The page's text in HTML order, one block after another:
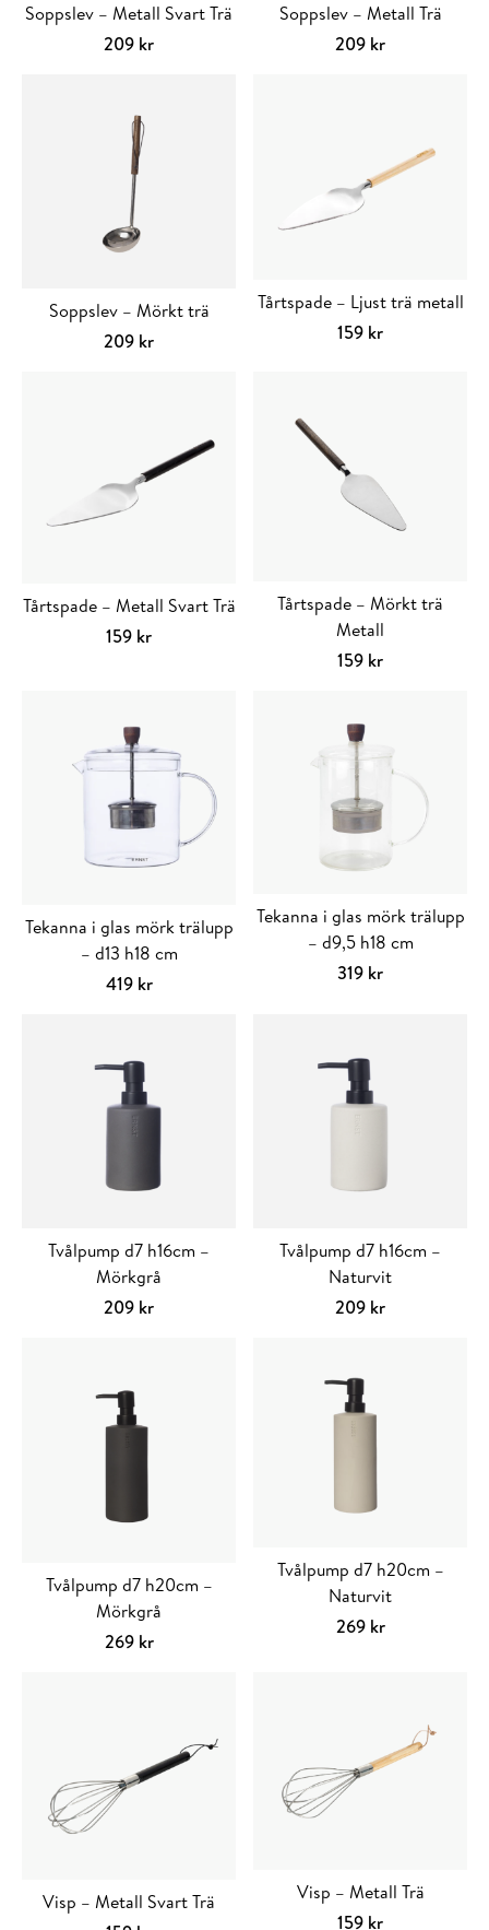
Soppslev – Metall Svart Trä
209 kr
Soppslev – Metall Trä
209 kr
Soppslev – Mörkt trä
209 kr
Tårtspade – Ljust trä metall
159 kr
Tårtspade – Metall Svart Trä
159 kr
Tårtspade – Mörkt trä
Metall
159 kr
Tekanna i glas mörk trälupp
– d13 h18 cm
419 kr
Tekanna i glas mörk trälupp
– d9,5 h18 cm
319 kr
Tvålpump d7 h16cm –
Mörkgrå
209 kr
Tvålpump d7 h16cm –
Naturvit
209 kr
Tvålpump d7 h20cm –
Mörkgrå
269 kr
Tvålpump d7 h20cm –
Naturvit
269 kr
Visp – Metall Svart Trä
Visp – Metall Trä
159 kr